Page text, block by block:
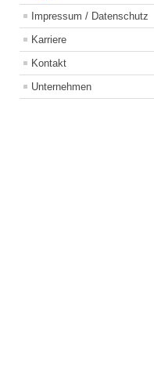
Impressum / Datenschutz
Karriere
Kontakt
Unternehmen